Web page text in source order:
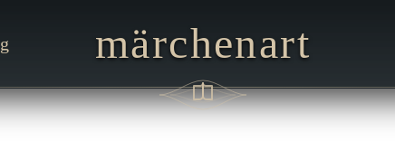
märchenart